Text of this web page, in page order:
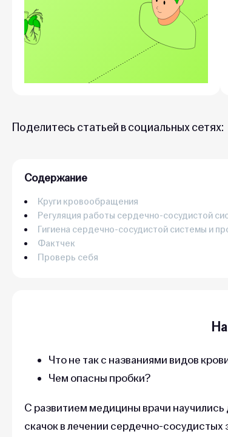
Поделитесь статьей в социальных сетях:
Содержание
Круги кровообращения
Регуляция работы сердечно-сосудистой
Гигиена сердечно-сосудистой системы и
Фактчек
Проверь себя
Что не так с названиями видов
Чем опасны пробки?
С развитием медицины врачи
скачок в лечении сердечно-